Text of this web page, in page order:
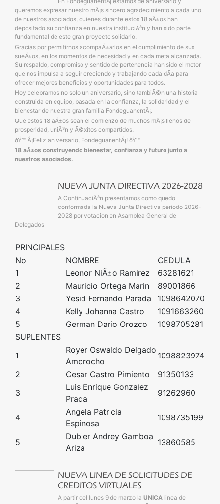
queremos expresar nuestro mÃ¡s sincero agradecimiento a cada uno
de nuestros asociados, quienes durante estos 18 aÃ±os han
depositado su confianza en nuestra instituciÃ³n y han sido parte
fundamental de este gran proyecto solidario.
Gracias por permitirnos acompaÃ±arlos en el cumplimiento de sus
sueÃ±os, en los momentos de necesidad y en cada meta alcanzada.
Su respaldo, compromiso y sentido de pertenencia han sido el motor
que nos impulsa a seguir creciendo y trabajando cada dÃ­a para
ofrecer mejores beneficios y oportunidades para todos.
Hoy celebramos no solo un aniversario, sino tambiÃ©n una historia
construida en equipo, basada en la confianza, la solidaridad y el
bienestar de nuestra gran familia FondeguanentÃ¡.
Que estos 18 aÃ±os sean el comienzo de muchos mÃ¡s llenos de
prosperidad, uniÃ³n y Ã©xitos compartidos.
ðŸ’™ Â¡Feliz aniversario, FondeguanentÃ¡! ðŸ’™
18 aÃ±os construyendo bienestar, confianza y futuro junto a
nuestros asociados.
NUEVA JUNTA DIRECTIVA 2026-2028
A ContinuaciÃ³n presentamos como quedo
conformada la Nueva Junta Directiva periodo 2026-
2028 por votacion en Asamblea General de
Delegados
PRINCIPALES
No
NOMBRE
CEDULA
1
Leonor NiÃ±o Ramirez
63281621
2
Mauricio Ortega Marin
89001866
3
Yesid Fernando Parada
1098642070
4
Kelly Johanna Castro
1091663260
5
German Dario Orozco
1098705281
SUPLENTES
1
Royer Oswaldo Delgado
Amorocho
1098823974
2
Cesar Castro Pimiento
91350133
3
Luis Enrique Gonzalez
Prada
91262960
4
Angela Patricia
Espinosa
1098735199
5
Dubier Andrey Gamboa
Ariza
13860585
NUEVA LINEA DE SOLICITUDES DE
CREDITOS VIRTUALES
A partir del lunes 9 de marzo la UNICA linea de
Olvidó su